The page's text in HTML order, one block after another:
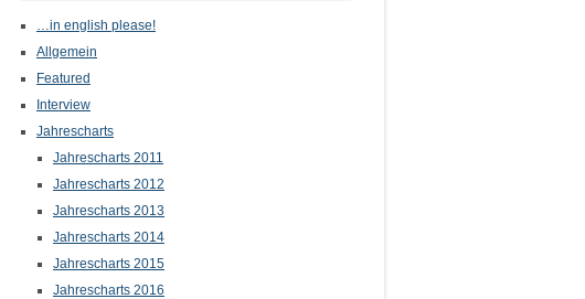
…in english please!
Allgemein
Featured
Interview
Jahrescharts
Jahrescharts 2011
Jahrescharts 2012
Jahrescharts 2013
Jahrescharts 2014
Jahrescharts 2015
Jahrescharts 2016